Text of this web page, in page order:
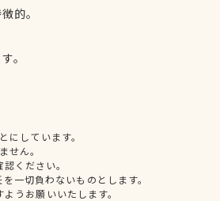
的。
。
しています。
せん。
ください。
一切負わないものとします。
うお願いいたします。